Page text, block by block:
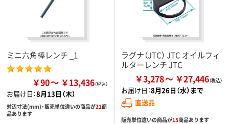
ミニ六角棒レンチ _1
￥90 ￥13,436
お届け日：8月13日（木）
対辺寸法(mm)・販売単位違いの商品が21商
品あります
ラグナ（JTC） JTC オイルフィ
ルターレンチ JTC
￥3,278 ￥27,446
お届け日：8月26日（水）まで
直送品
販売単位違いの商品が15商品あります